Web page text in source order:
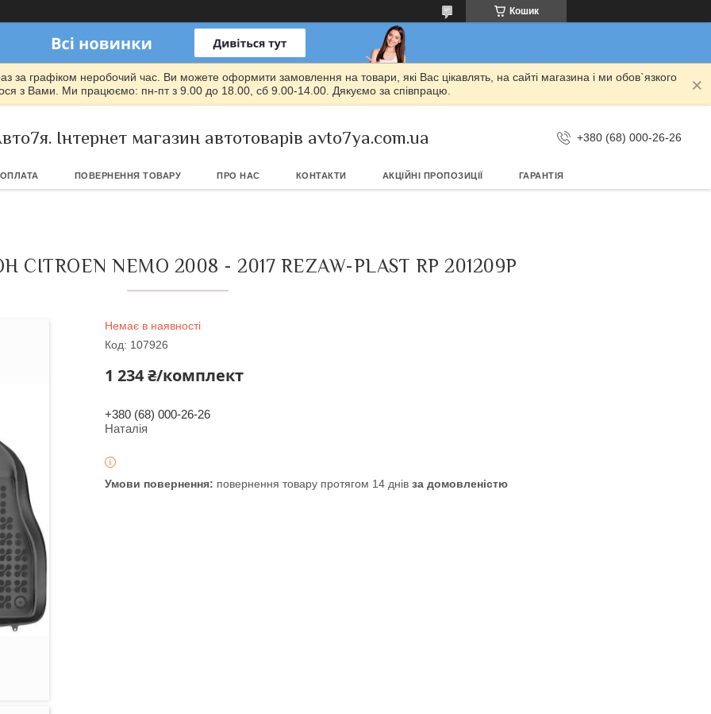
Кошик
за графіком неробочий час. Ви можете оформити замовлення на товари, які Вас цікавлять, на сайті магазина і ми обов`язкого
з Вами. Ми працюємо: пн-пт з 9.00 до 18.00, сб 9.00-14.00. Дякуємо за співпрацю.
Інтернет магазин автотоварів avto7ya.com.ua +380 (68) 000-26-26
ПОВЕРНЕННЯ ТОВАРУ ПРО НАС КОНТАКТИ АКЦІЙНІ ПРОПОЗИЦІЇ ГАРАНТІЯ
NEMO 2008 - 2017 REZAW-PLAST RP 201209P
Немає в наявності
Код: 107926
1 234 ₴/комплект
+380 (68) 000-26-26
Наталія
повернення товару протягом 14 днів за домовленістю